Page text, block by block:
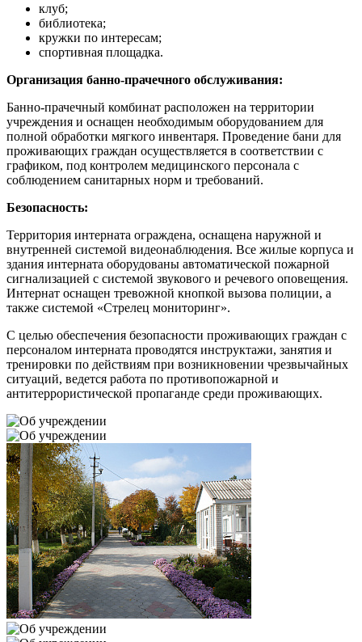
клуб;
библиотека;
кружки по интересам;
спортивная площадка.
Организация банно-прачечного обслуживания:
Банно-прачечный комбинат расположен на территории
учреждения и оснащен необходимым оборудованием для
полной обработки мягкого инвентаря. Проведение бани для
проживающих граждан осуществляется в соответствии с
графиком, под контролем медицинского персонала с
соблюдением санитарных норм и требований.
Безопасность:
Территория интерната ограждена, оснащена наружной и
внутренней системой видеонаблюдения. Все жилые корпуса и
здания интерната оборудованы автоматической пожарной
сигнализацией с системой звукового и речевого оповещения.
Интернат оснащен тревожной кнопкой вызова полиции, а
также системой «Стрелец мониторинг».
С целью обеспечения безопасности проживающих граждан с
персоналом интерната проводятся инструктажи, занятия и
тренировки по действиям при возникновении чрезвычайных
ситуаций, ведется работа по противопожарной и
антитеррористической пропаганде среди проживающих.